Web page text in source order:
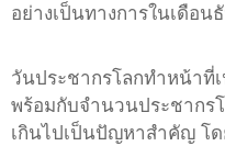
อย่างเป็นทางการในเดือ
วันประชากรโลกทำหน้าที่
พร้อมกับจำนวนประชากร
เกินไปเป็นปัญหาสำคัญ โด